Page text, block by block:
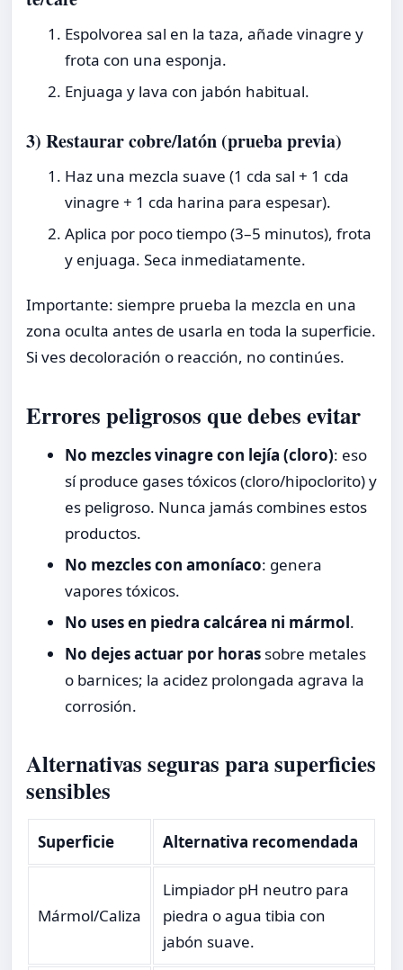
Espolvorea sal en la taza, añade vinagre y
frota con una esponja.
Enjuaga y lava con jabón habitual.
3) Restaurar cobre/latón (prueba previa)
Haz una mezcla suave (1 cda sal + 1 cda
vinagre + 1 cda harina para espesar).
Aplica por poco tiempo (3–5 minutos), frota
y enjuaga. Seca inmediatamente.
Importante: siempre prueba la mezcla en una
zona oculta antes de usarla en toda la superficie.
Si ves decoloración o reacción, no continúes.
Errores peligrosos que debes evitar
No mezcles vinagre con lejía (cloro): eso
sí produce gases tóxicos (cloro/hipoclorito) y
es peligroso. Nunca jamás combines estos
productos.
No mezcles con amoníaco: genera
vapores tóxicos.
No uses en piedra calcárea ni mármol.
No dejes actuar por horassobre metales
o barnices; la acidez prolongada agrava la
corrosión.
Alternativas seguras para superficies
sensibles
Superficie Alternativa recomendada
Mármol/Caliza
Limpiador pH neutro para
piedra o agua tibia con
jabón suave.